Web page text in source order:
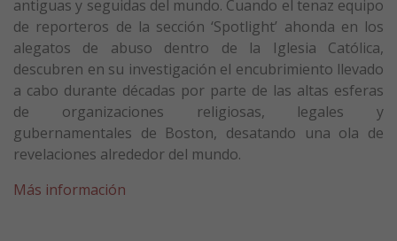
antiguas y seguidas del mundo. Cuando el tenaz equipo
de reporteros de la sección ‘Spotlight’ ahonda en los
alegatos de abuso dentro de la Iglesia Católica,
descubren en su investigación el encubrimiento llevado
a cabo durante décadas por parte de las altas esferas
de organizaciones religiosas, legales y
gubernamentales de Boston, desatando una ola de
revelaciones alrededor del mundo.
Más información